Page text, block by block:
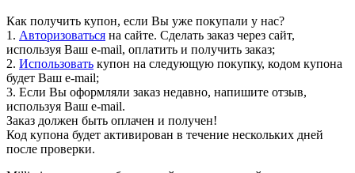
Как получить купон, если Вы уже покупали у нас?
1. Авторизоваться на сайте. Сделать заказ через сайт,
используя Ваш e-mail, оплатить и получить заказ;
2. Использовать купон на следующую покупку, кодом купона
будет Ваш e-mail;
3. Если Вы оформляли заказ недавно, напишите отзыв,
используя Ваш e-mail.
Заказ должен быть оплачен и получен!
Код купона будет активирован в течение нескольких дней
после проверки.